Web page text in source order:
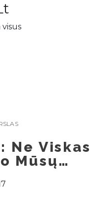
visus
Ne Viskas
Mūsų…